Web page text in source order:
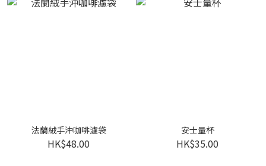
法蘭絨手沖咖啡濾袋
HK$48.00
安士量杯
HK$35.00